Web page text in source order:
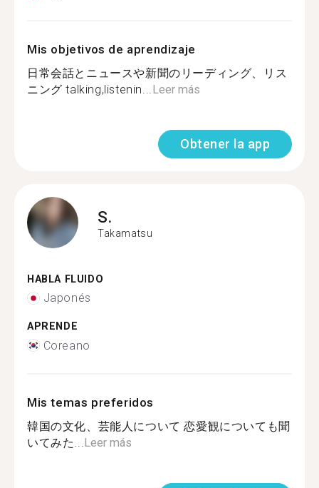
Mis objetivos de aprendizaje
日常会話とニュースや新聞のリーディング、リス
ニング talking,listenin... Leer más
Obtener la app
S.
Takamatsu
HABLA FLUIDO
Japonés
APRENDE
Coreano
Mis temas preferidos
韓国の文化、芸能人について 恋愛観についても聞
いてみた... Leer más